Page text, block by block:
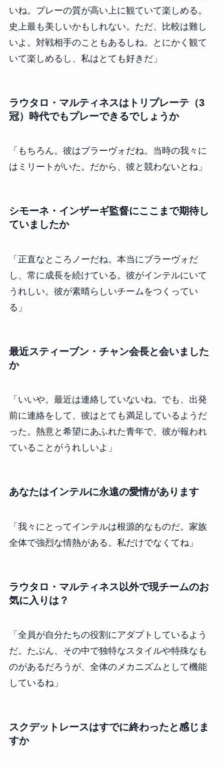
いね。プレーの質が高い上に観ていて楽しめる。
史上最も美しいかもしれない。ただ、比較は難し
いよ。対戦相手のこともあるしね。とにかく観て
いて楽しめるし、私はとても好きだ」
ラウタロ・マルティネスはトリプレーテ（3
冠）時代でもプレーできるでしょうか
「もちろん。彼はブラーヴォだね。当時の我々に
はミリートがいた。だから、彼と競わないとね」
シモーネ・インザーギ監督にここまで期待し
ていましたか
「正直なところノーだね。本当にブラーヴォだ
し、常に成長を続けている。彼がインテルにいて
うれしい。彼が素晴らしいチームをつくってい
る」
最近スティーブン・チャン会長と会いました
か
「いいや。最近は連絡していないね。でも、出発
前に連絡をして、彼はとても満足しているようだ
った。熱意と希望にあふれた青年で、彼が報われ
ていることがうれしいよ」
あなたはインテルに永遠の愛情があります
「我々にとってインテルは根源的なものだ。家族
全体で強烈な情熱がある。私だけでなくてね」
ラウタロ・マルティネス以外で現チームのお
気に入りは？
「全員が自分たちの役割にアダプトしているよう
だ。たぶん、その中で独特なスタイルや特殊なも
のがあるだろうが、全体のメカニズムとして機能
しているね」
スクデットレースはすでに終わったと感じま
すか